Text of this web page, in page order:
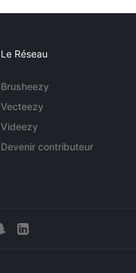
Le Réseau
Brusheezy
Vecteezy
Videezy
Devenir contributeur